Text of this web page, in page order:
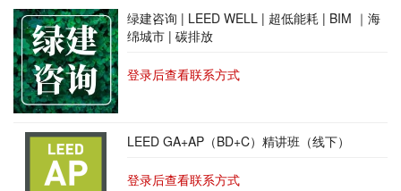
绿建咨询 | LEED WELL | 超低能耗 | BIM ｜海
绵城市 | 碳排放
登录后查看联系方式
LEED GA+AP（BD+C）精讲班（线下）
登录后查看联系方式